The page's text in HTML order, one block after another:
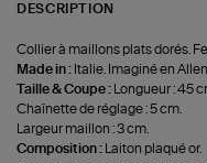
DESCRIPTION
Collier à maillons plats dorés.
Made in : Italie. Imaginé en
Taille & Coupe :
Longueur : 45
Chaînette de réglage : 5 cm.
Largeur maillon : 3 cm.
Composition :
Laiton plaqué or.